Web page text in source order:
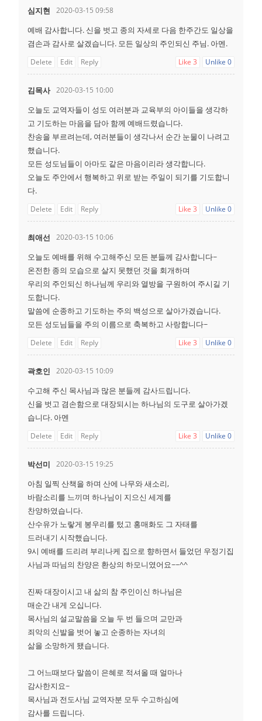
심지현 2020-03-15 09:58
예배 감사합니다. 신을 벗고 종의 자세로 다음 한주간도 일상을
겸손과 감사로 살겠습니다. 모든 일상의 주인되신 주님. 아멘.
Delete Edit Reply Like 3 Unlike 0
김목사 2020-03-15 10:00
오늘도 교역자들이 성도 여러분과 교육부의 아이들을 생각하
고 기도하는 마음을 담아 함께 예배드렸습니다.
찬송을 부르려는데, 여러분들이 생각나서 순간 눈물이 나려고
했습니다.
모든 성도님들이 아마도 같은 마음이리라 생각합니다.
오늘도 주안에서 행복하고 위로 받는 주일이 되기를 기도합니
다.
Delete Edit Reply Like 3 Unlike 0
최애선 2020-03-15 10:06
오늘도 예배를 위해 수고해주신 모든 분들께 감사합니다~
온전한 종의 모습으로 살지 못했던 것을 회개하며
우리의 주인되신 하나님께 우리와 열방을 구원하여 주시길 기
도합니다.
말씀에 순종하고 기도하는 주의 백성으로 살아가겠습니다.
모든 성도님들을 주의 이름으로 축복하고 사랑합니다~
Delete Edit Reply Like 3 Unlike 0
곽호인 2020-03-15 10:09
수고해 주신 목사님과 많은 분들께 감사드립니다.
신을 벗고 겸손함으로 대장되시는 하나님의 도구로 살아가겠
습니다. 아멘
Delete Edit Reply Like 3 Unlike 0
박선미 2020-03-15 19:25
아침 일찍 산책을 하며 산에 나무와 새소리,
바람소리를 느끼며 하나님이 지으신 세계를
찬양하였습니다.
산수유가 노랗게 봉우리를 텄고 홍매화도 그 자태를
드러내기 시작했습니다.
9시 예배를 드리려 부리나케 집으로 향하면서 들었던 우정기집
사님과 따님의 찬양은 환상의 하모니였어요~~^^
진짜 대장이시고 내 삶의 참 주인이신 하나님은
매순간 내게 오십니다.
목사님의 설교말씀을 오늘 두 번 들으며 교만과
죄악의 신발을 벗어 놓고 순종하는 자녀의
삶을 소망하게 됐습니다.
그 어느때보다 말씀이 은혜로 적셔올 때 얼마나
감사한지요~
목사님과 전도사님 교역자분 모두 수고하심에
감사를 드립니다.